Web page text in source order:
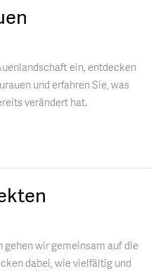
ein, entdecken
und erfahren Sie, was
verändert hat.
wir gemeinsam auf die
dabei, wie vielfältig und